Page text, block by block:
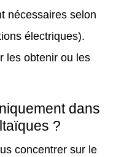
nécessaires selon
électriques).
les obtenir ou les
dans
?
concentrer sur le